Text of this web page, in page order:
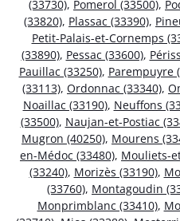
(33730), Pomerol (33500),
(33820), Plassac (33390),
Petit-Palais-et-Cornemps
(33890), Pessac (33600),
Pauillac (33250), Parempuyre
(33113), Ordonnac (33340),
Noaillac (33190), Neuffons
(33500), Naujan-et-Postiac
Mugron (40250), Mourens
en-Médoc (33480), Mouliets-
(33240), Morizès (33190),
(33760), Montagoudin
Monprimblanc (33410),